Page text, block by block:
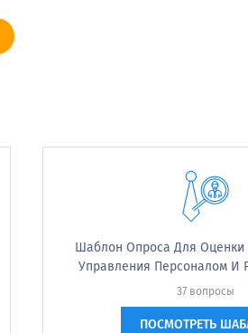
нейтральный
Шаблон Опроса Для Оценки
Управления Персоналом И
37 вопросы
ПОСМОТРЕТЬ